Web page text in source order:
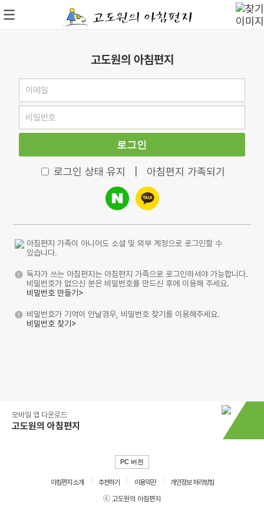
고도원의 아침편지
로그인
로그인 상태 유지 아침편지 가족되기
아침편지 가족이 아니어도 소셜 및 외부 계정으로 로그인할 수
있습니다.
독자가 쓰는 아침편지는 아침편지 가족으로 로그인하셔야 가능합니다.
비밀번호가 없으신 분은 비밀번호를 만드신 후에 이용해 주세요.
비밀번호 만들기>
비밀번호가 기억이 안날경우, 비밀번호 찾기를 이용해주세요.
비밀번호 찾기>
모바일 앱 다운로드
고도원의 아침편지
PC 버전
아침편지 소개 추천하기 이용약관
개인정보 처리방침
ⓒ 고도원의 아침편지